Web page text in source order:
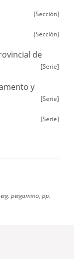
[Sección]
[Sección]
de
[Serie]
y
[Serie]
[Serie]
pergamino; pp.